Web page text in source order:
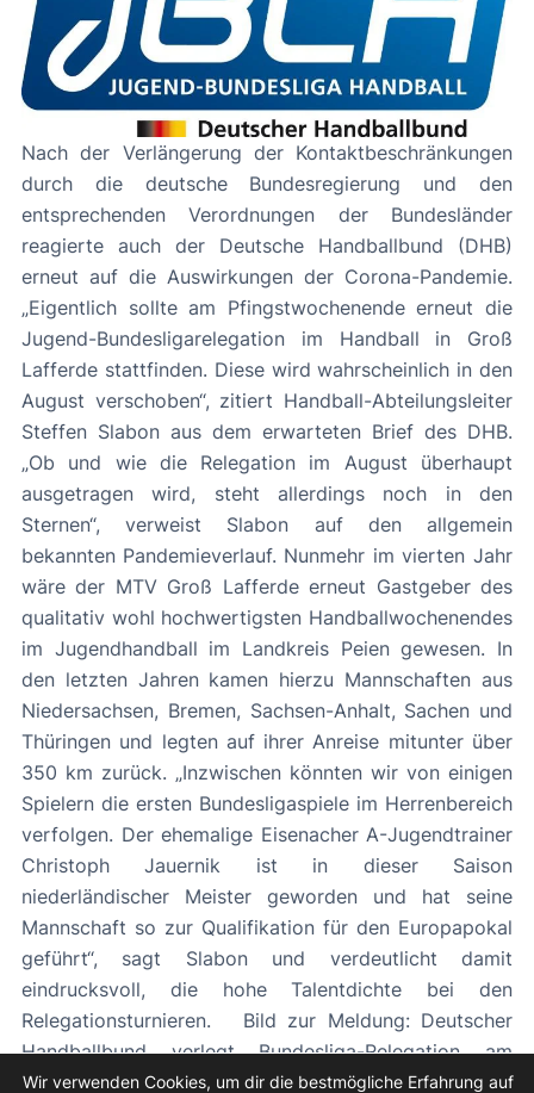
Nach der Verlängerung der Kontaktbeschränkungen
durch die deutsche Bundesregierung und den
entsprechenden Verordnungen der Bundesländer
reagierte auch der Deutsche Handballbund (DHB)
erneut auf die Auswirkungen der Corona-Pandemie.
„Eigentlich sollte am Pfingstwochenende erneut die
Jugend-Bundesligarelegation im Handball in Groß
Lafferde stattfinden. Diese wird wahrscheinlich in den
August verschoben“, zitiert Handball-Abteilungsleiter
Steffen Slabon aus dem erwarteten Brief des DHB.
„Ob und wie die Relegation im August überhaupt
ausgetragen wird, steht allerdings noch in den
Sternen“, verweist Slabon auf den allgemein
bekannten Pandemieverlauf. Nunmehr im vierten Jahr
wäre der MTV Groß Lafferde erneut Gastgeber des
qualitativ wohl hochwertigsten Handballwochenendes
im Jugendhandball im Landkreis Peien gewesen. In
den letzten Jahren kamen hierzu Mannschaften aus
Niedersachsen, Bremen, Sachsen-Anhalt, Sachen und
Thüringen und legten auf ihrer Anreise mitunter über
350 km zurück. „Inzwischen könnten wir von einigen
Spielern die ersten Bundesligaspiele im Herrenbereich
verfolgen. Der ehemalige Eisenacher A-Jugendtrainer
Christoph Jauernik ist in dieser Saison
niederländischer Meister geworden und hat seine
Mannschaft so zur Qualifikation für den Europapokal
geführt“, sagt Slabon und verdeutlicht damit
eindrucksvoll, die hohe Talentdichte bei den
Relegationsturnieren. Bild zur Meldung: Deutscher
Handballbund verlegt Bundesliga-Relegation am
Lafferder Busch
Wir verwenden Cookies, um dir die bestmögliche Erfahrung auf